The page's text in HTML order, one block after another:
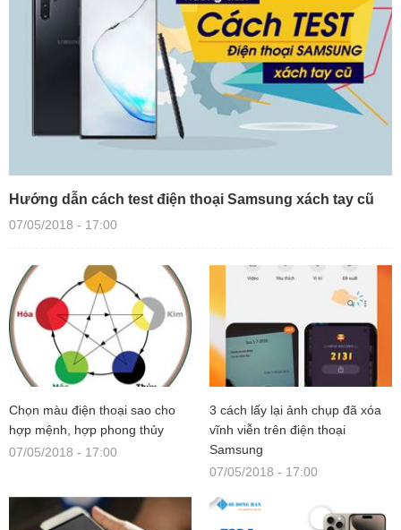
Hướng dẫn cách test điện thoại Samsung xách tay cũ
07/05/2018 - 17:00
Chọn màu điện thoại sao cho
hợp mệnh, hợp phong thủy
07/05/2018 - 17:00
3 cách lấy lại ảnh chụp đã xóa
vĩnh viễn trên điện thoại
Samsung
07/05/2018 - 17:00